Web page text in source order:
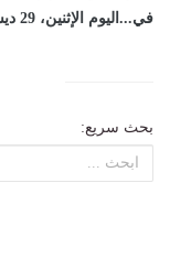
في...اليوم الإثنين، 29 ديسمبر 2025 10:19 صـ
بحث سريع: